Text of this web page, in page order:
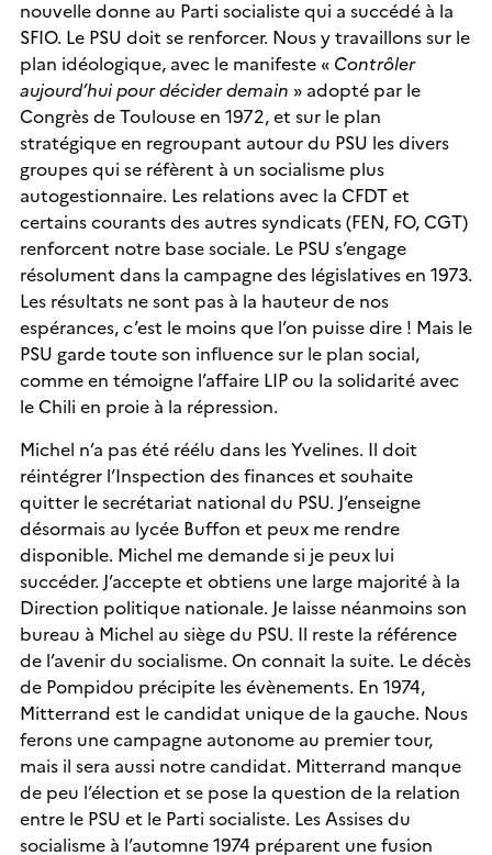
nouvelle donne au Parti socialiste qui a succédé à la
SFIO. Le PSU doit se renforcer. Nous y travaillons sur le
plan idéologique, avec le manifeste «Contrôler
aujourd’hui pour décider demain » adopté par le
Congrès de Toulouse en 1972, et sur le plan
stratégique en regroupant autour du PSU les divers
groupes qui se réfèrent à un socialisme plus
autogestionnaire. Les relations avec la CFDT et
certains courants des autres syndicats (FEN, FO, CGT)
renforcent notre base sociale. Le PSU s’engage
résolument dans la campagne des législatives en 1973.
Les résultats ne sont pas à la hauteur de nos
espérances, c’est le moins que l’on puisse dire ! Mais le
PSU garde toute son influence sur le plan social,
comme en témoigne l’affaire LIP ou la solidarité avec
le Chili en proie à la répression.
Michel n’a pas été réélu dans les Yvelines. Il doit
réintégrer l’Inspection des finances et souhaite
quitter le secrétariat national du PSU. J’enseigne
désormais au lycée Buffon et peux me rendre
disponible. Michel me demande si je peux lui
succéder. J’accepte et obtiens une large majorité à la
Direction politique nationale. Je laisse néanmoins son
bureau à Michel au siège du PSU. Il reste la référence
de l’avenir du socialisme. On connait la suite. Le décès
de Pompidou précipite les évènements. En 1974,
Mitterrand est le candidat unique de la gauche. Nous
ferons une campagne autonome au premier tour,
mais il sera aussi notre candidat. Mitterrand manque
de peu l’élection et se pose la question de la relation
entre le PSU et le Parti socialiste. Les Assises du
socialisme à l’automne 1974 préparent une fusion